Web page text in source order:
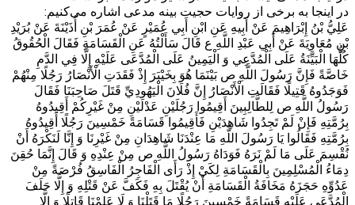
در اینجا به برخی از روایات حجیت بینه مدعی اشاره می‌کنیم:
عَلِيُّ بْنُ إِبْرَاهِيمَ عَنْ أَبِيهِ عَنِ ابْنِ أَبِي عُمَيْرٍ عَنْ عُمَرَ بْنِ أُذَيْنَةَ عَنْ بُرَيْدِ
بْنِ مُعَاوِيَةَ عَنْ أَبِي عَبْدِ اللَّهِ ع قَالَ سَأَلْتُهُ عَنِ الْقَسَامَةِ فَقَالَ الْحُقُوقُ
كُلُّهَا الْبَيِّنَةُ عَلَى الْمُدَّعِي وَ الْيَمِينُ عَلَى الْمُدَّعَى عَلَيْهِ إِلَّا فِي الدَّمِ
خَاصَّةً فَإِنَّ رَسُولَ اللَّهِ ص بَيْنَمَا هُوَ بِخَيْبَرَ إِذْ فَقَدَتِ الْأَنْصَارُ رَجُلًا مِنْهُمْ
فَوَجَدُوهُ قَتِيلًا فَقَالَتِ الْأَنْصَارُ إِنَّ فُلَانَ الْيَهُودِيِّ قَتَلَ صَاحِبَنَا فَقَالَ
رَسُولُ اللَّهِ ص لِلطَّالِبِينَ أَقِيمُوا رَجُلَيْنِ عَدْلَيْنِ مِنْ غَيْرِكُمْ أَقِيدُوهُ
بِرُمَّتِهِ فَإِنْ لَمْ تَجِدُوا شَاهِدَيْنِ فَأَقِيمُوا قَسَامَةً خَمْسِينَ رَجُلًا أَقِيدُوهُ
بِرُمَّتِهِ فَقَالُوا يَا رَسُولَ اللَّهِ مَا عِنْدَنَا شَاهِدَانِ مِنْ غَيْرِنَا وَ إِنَّا لَنَكْرَهُ أَنْ
نُقْسِمَ عَلَى مَا لَمْ نَرَهُ فَوَدَاهُ رَسُولُ اللَّهِ ص مِنْ عِنْدِهِ وَ قَالَ إِنَّمَا حُقِنَ
دِمَاءُ الْمُسْلِمِينَ بِالْقَسَامَةِ لِكَيْ إِذْ رَأَى الْفَاجِرُ الْفَاسِقُ فُرْصَةً مِنْ
عَدُوِّهِ حَجَزَهُ مَخَافَةُ الْقَسَامَةِ أَنْ يُقْتَلَ بِهِ فَكَفَّ عَنْ قَتْلِهِ وَ إِلَّا حَلَفَ
الْمُدَّعَى عَلَيْهِ قَسَامَةً خَمْسِينَ رَجُلًا مَا قَتَلْنَا وَ لَا عَلِمْنَا قَاتِلًا وَ إِلَّا